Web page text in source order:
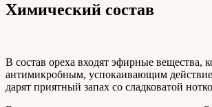
Химический состав
В состав ореха входят эфирные вещества,
антимикробным, успокаивающим
дарят приятный запах со сладковатой